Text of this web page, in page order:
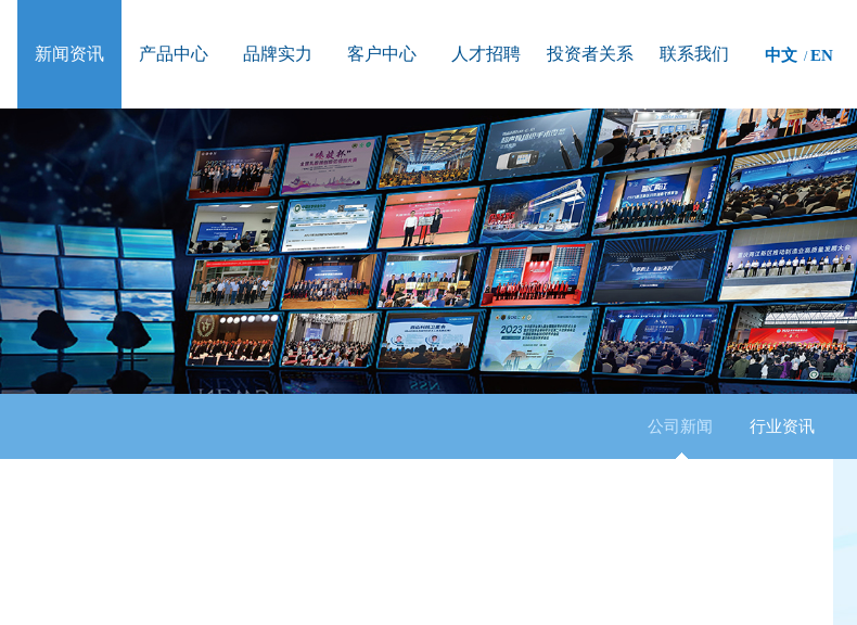
新闻资讯 产品中心 品牌实力 客户中心 人才招聘 投资者关系 联系我们 中文 / EN
公司新闻 行业资讯